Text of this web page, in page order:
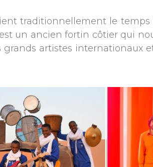
traditionnellement le
un ancien fortin côtier qui
grands artistes internationaux